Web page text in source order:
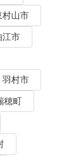
村山市
江市
羽村市
穂町